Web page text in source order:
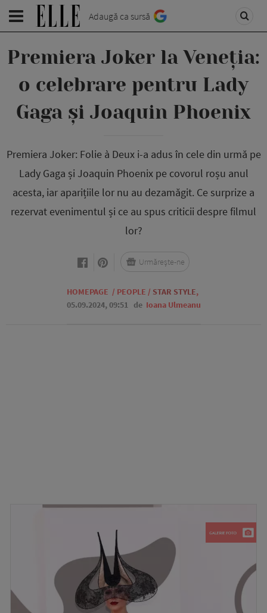
Adaugă ca sursă
Premiera Joker la Veneția:
o celebrare pentru Lady
Gaga și Joaquin Phoenix
Premiera Joker: Folie à Deux i-a adus în cele din urmă pe
Lady Gaga și Joaquin Phoenix pe covorul roșu anul
acesta, iar aparițiile lor nu au dezamăgit. Ce surprize a
rezervat evenimentul și ce au spus criticii despre filmul
lor?
HOMEPAGE / PEOPLE / STAR STYLE,
05.09.2024, 09:51 de Ioana Ulmeanu
Urmărește-ne